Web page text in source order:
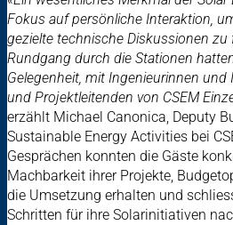
Fokus auf persönliche Interaktion,
gezielte technische Diskussionen
Rundgang durch die Stationen
Gelegenheit, mit Ingenieurinnen
und Projektleitenden von CSEM
erzählt Michael Canonica, Deputy
Sustainable Energy Activities bei
Gesprächen konnten die Gäste
Machbarkeit ihrer Projekte,
die Umsetzung erhalten und
Schritten für ihre Solarinitiativen